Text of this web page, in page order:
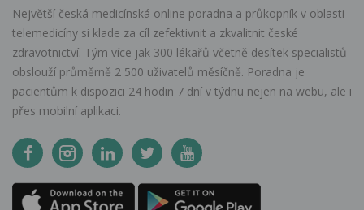
Největší česká medicínská online poradna a průkopník v oblasti
telemedicíny si klade za cíl zefektivnit a zkvalitnit české
zdravotnictví. Tým více jak 300 lékařů včetně desítek specialistů
obslouží průměrně 2 500 uživatelů měsíčně. Poradna je
pacientům k dispozici 24 hodin 7 dní v týdnu nejen na webu, ale i
přes mobilní aplikaci.